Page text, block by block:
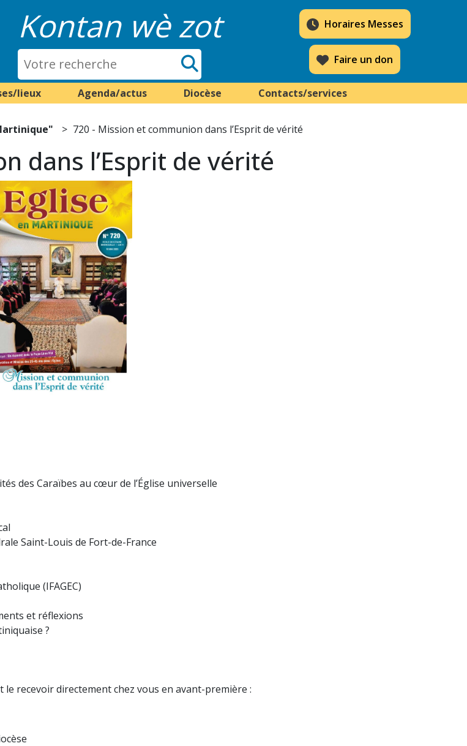
Kontan wè zot Horaires Messes
Faire un don
lieux Agenda/actus Diocèse Contacts/services
720 - Mission et communion dans l’Esprit de vérité
dans l’Esprit de vérité
des Caraïbes au cœur de l’Église universelle
Saint-Louis de Fort-de-France
(IFAGEC)
et réflexions
?
recevoir directement chez vous en avant-première :